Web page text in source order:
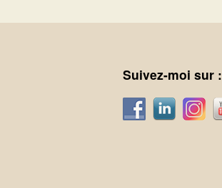
Suivez-moi sur :